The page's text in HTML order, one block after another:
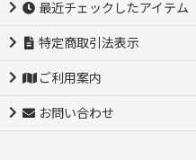
最近チェックしたアイテム
特定商取引法表示
ご利用案内
お問い合わせ